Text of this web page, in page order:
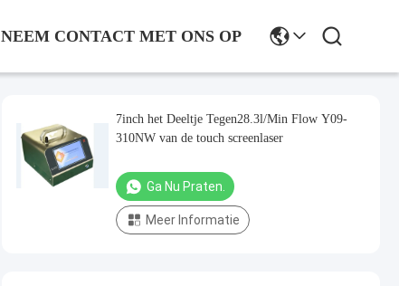
NEEM CONTACT MET ONS OP
7inch het Deeltje Tegen28.3l/Min Flow Y09-
310NW van de touch screenlaser
Ga Nu Praten.
Meer Informatie